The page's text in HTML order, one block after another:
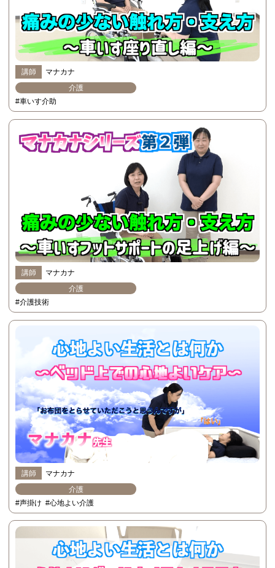
講師
マナカナ
介護
#車いす介助
講師
マナカナ
介護
#介護技術
講師
マナカナ
介護
#声掛け #心地よい介護